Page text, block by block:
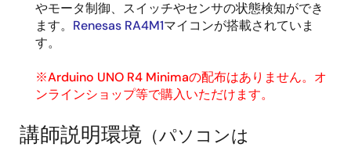
やモータ制御、スイッチやセンサの状態検知ができ
ます。 Renesas RA4M1マイコンが搭載されていま
す。
※Arduino UNO R4 Minimaの配布はありません。オ
ンラインショップ等で購入いただけます。
講師説明環境 （パソコンは